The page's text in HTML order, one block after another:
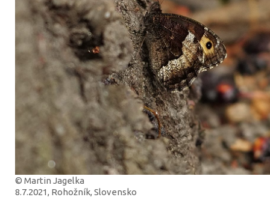
© Martin Jagelka
8.7.2021, Rohožník, Slovensko